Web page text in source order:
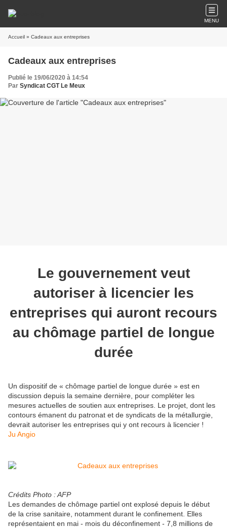
MENU
Accueil » Cadeaux aux entreprises
Cadeaux aux entreprises
Publié le 19/06/2020 à 14:54
Par Syndicat CGT Le Meux
Le gouvernement veut
autoriser à licencier les
entreprises qui auront recours
au chômage partiel de longue
durée
Un dispositif de « chômage partiel de longue durée » est en
discussion depuis la semaine dernière, pour compléter les
mesures actuelles de soutien aux entreprises. Le projet, dont les
contours émanent du patronat et de syndicats de la métallurgie,
devrait autoriser les entreprises qui y ont recours à licencier !
Ju Angio
Crédits Photo : AFP
Les demandes de chômage partiel ont explosé depuis le début
de la crise sanitaire, notamment durant le confinement. Elles
représentaient en mai - mois du déconfinement - 7,8 millions de